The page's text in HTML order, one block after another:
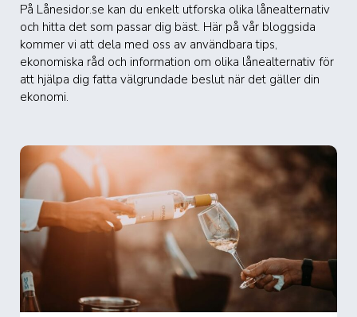
På Lånesidor.se kan du enkelt utforska olika lånealternativ
och hitta det som passar dig bäst. Här på vår bloggsida
kommer vi att dela med oss av användbara tips,
ekonomiska råd och information om olika lånealternativ för
att hjälpa dig fatta välgrundade beslut när det gäller din
ekonomi.